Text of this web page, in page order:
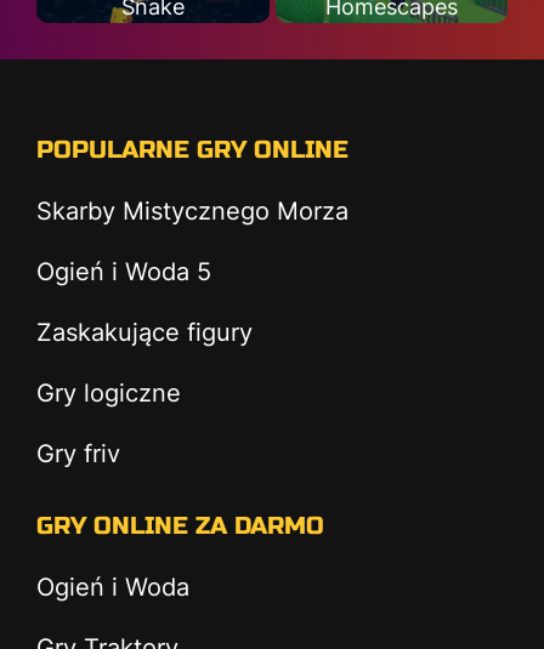
Snake
Homescapes
POPULARNE GRY ONLINE
Skarby Mistycznego Morza
Ogień i Woda 5
Zaskakujące figury
Gry logiczne
Gry friv
GRY ONLINE ZA DARMO
Ogień i Woda